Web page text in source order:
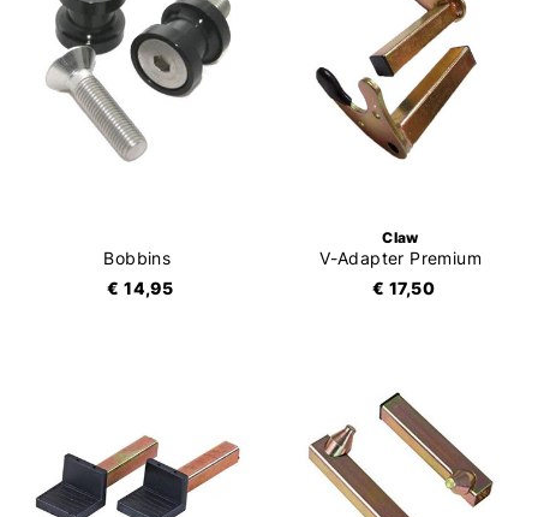
Bobbins
€ 14,95
Claw
V-Adapter Premium
€ 17,50